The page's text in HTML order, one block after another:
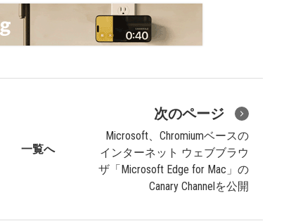
一覧へ
次のページ
Microsoft、Chromiumベースの
インターネット ウェブブラウ
ザ「Microsoft Edge for Mac」の
Canary Channelを公開